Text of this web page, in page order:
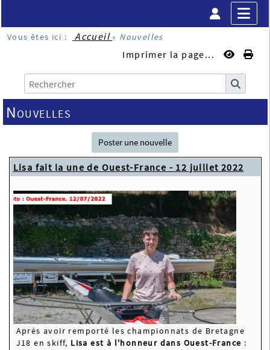
Vous êtes ici : Accueil » Nouvelles
Imprimer la page...
Nouvelles
Poster une nouvelle
Lisa fait la une de Ouest-France - 12 juillet 2022
Après avoir remporté les championnats de Bretagne
J18 en skiff, Lisa est à l'honneur dans Ouest-France :